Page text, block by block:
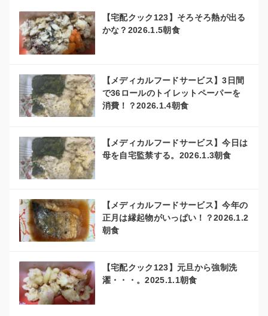
【宅配クック123】そろそろ熱が出る
かな？2026.1.5朝食
【メディカルフードサービス】3日間
で36ロールのトイレットペーパーを
消費！？2026.1.4朝食
【メディカルフードサービス】今日は
母を自宅監禁する。2026.1.3朝食
【メディカルフードサービス】今年の
正月は縁起物がいっぱい！？2026.1.2
朝食
【宅配クック123】元旦から強制洗
濯・・・。2025.1.1朝食